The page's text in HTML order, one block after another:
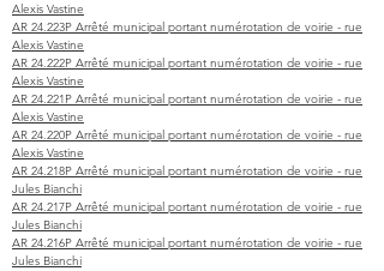
Alexis Vastine
AR 24.223P Arrêté municipal portant numérotation de voirie - rue
Alexis Vastine
AR 24.222P Arrêté municipal portant numérotation de voirie - rue
Alexis Vastine
AR 24.221P Arrêté municipal portant numérotation de voirie - rue
Alexis Vastine
AR 24.220P Arrêté municipal portant numérotation de voirie - rue
Alexis Vastine
AR 24.218P Arrêté municipal portant numérotation de voirie - rue
Jules Bianchi
AR 24.217P Arrêté municipal portant numérotation de voirie - rue
Jules Bianchi
AR 24.216P Arrêté municipal portant numérotation de voirie - rue
Jules Bianchi